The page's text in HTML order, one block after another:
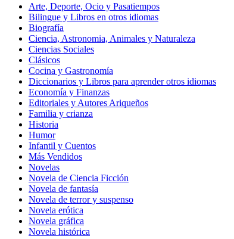
Arte, Deporte, Ocio y Pasatiempos
Bilingue y Libros en otros idiomas
Biografía
Ciencia, Astronomia, Animales y Naturaleza
Ciencias Sociales
Clásicos
Cocina y Gastronomía
Diccionarios y Libros para aprender otros idiomas
Economía y Finanzas
Editoriales y Autores Ariqueños
Familia y crianza
Historia
Humor
Infantil y Cuentos
Más Vendidos
Novelas
Novela de Ciencia Ficción
Novela de fantasía
Novela de terror y suspenso
Novela erótica
Novela gráfica
Novela histórica